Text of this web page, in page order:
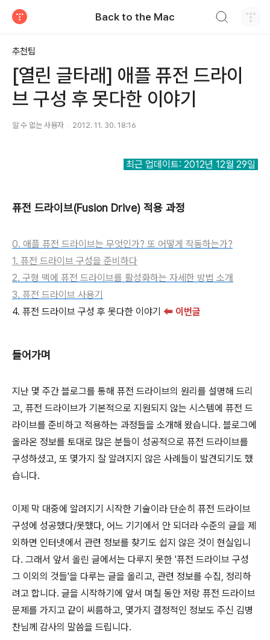
Back to the Mac
추천팁
[열린 글타래] 애플 퓨전 드라이
브 구성 후 못다한 이야기
알 수 없는 사용자 2012. 11. 30. 18:16
최근 업데이트: 2012년 12월 29일
퓨전 드라이브(Fusion Drive) 적용 과정
0. 애플 퓨전 드라이브는 무엇인가? 또 어떻게 작동하는가?
1. 퓨전 드라이브 구성을 준비하다
2. 구형 맥에 퓨전 드라이브를 활성화하는 자세한 방법 소개
3. 퓨전 드라이브 사용기
4. 퓨전 드라이브 구성 후 못다한 이야기 ⬅ 이번글
들어가며
지난 몇 주간 블로그를 통해 퓨전 드라이브의 원리를 설명해 드리
고, 퓨전 드라이브가 기본적으로 지원되지 않는 시스템에 퓨전 드
라이브를 준비하고 적용하는 과정들을 소개해 왔습니다. 블로그에
올라온 정보를 토대로 많은 분들이 성공적으로 퓨전 드라이브를
구성하셨고, 또 몇가지 잘 알려지지 않은 사례들이 발견되기도 했
습니다.
이제 막 대중에 알려지기 시작한 기술이라 단순히 퓨전 드라이브
구성에 성공했다/못했다, 어느 기기에서 안 되더라 수준의 글을 제
외하면 인터넷에서 관련 정보를 찾기도 쉽지 않은 것이 현실입니
다. 그래서 앞서 올린 글에서는 다루지 못한 '퓨전 드라이브 구성
그 이외의 것들'을 다루는 글을 올리고, 관련 정보를 수집, 정리하
려고 합니다. 글을 시작하기에 앞서 며칠 동안 저랑 퓨전 드라이브
문제를 가지고 같이 씨름하고, 몇가지 결정적인 정보도 주신 김병
찬님께 감사의 말씀을 드립니다.